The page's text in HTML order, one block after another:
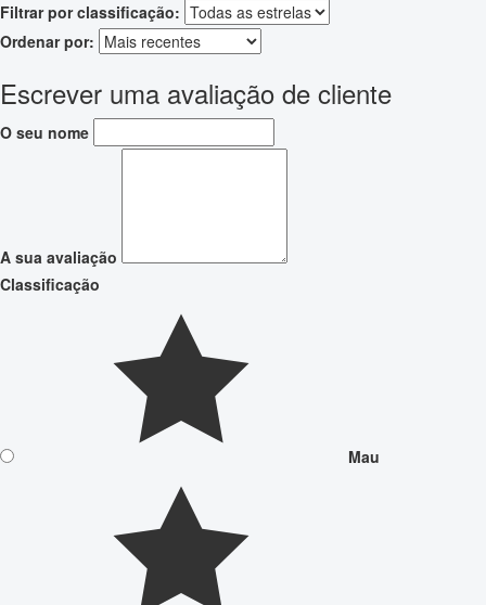
Filtrar por classificação:
Ordenar por:
Escrever uma avaliação de cliente
O seu nome
A sua avaliação
Classificação
Mau